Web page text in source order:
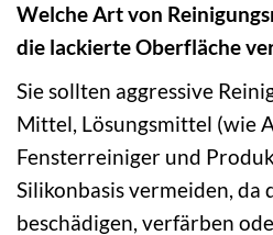
Welche Art von
die lackierte Oberfläche
Sie sollten aggressive
Mittel, Lösungsmittel (wie
Fensterreiniger und
Silikonbasis vermeiden, da
beschädigen, verfärben